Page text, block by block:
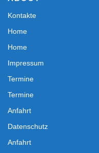
Kontakte
Home
Home
Impressum
Termine
Termine
Anfahrt
Datenschutz
Anfahrt